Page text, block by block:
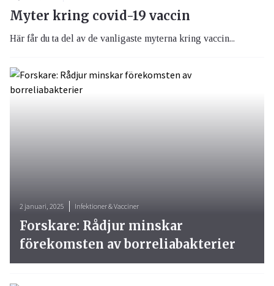
Myter kring covid-19 vaccin
Här får du ta del av de vanligaste myterna kring vaccin...
2 januari, 2025 Infektioner & Vacciner
Forskare: Rådjur minskar
förekomsten av borreliabakterier